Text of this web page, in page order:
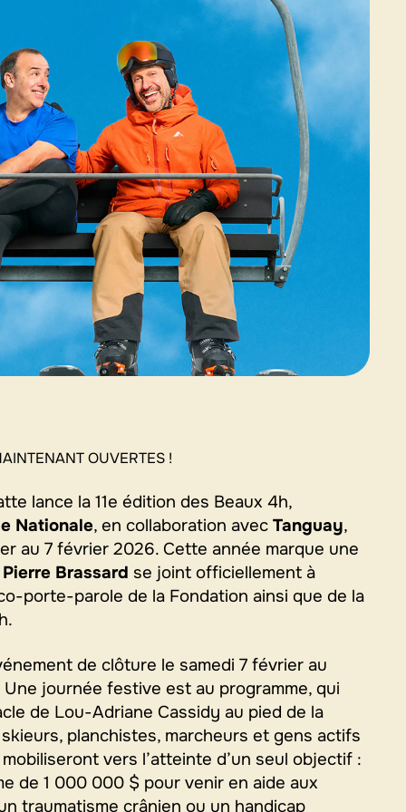
OUVERTES !
lance la 11e édition des Beaux 4h,
Nationale, en collaboration avec Tanguay,
au 7 février 2026. Cette année marque une
Pierre Brassard se joint officiellement à
porte-parole de la Fondation ainsi que de la
de clôture le samedi 7 février au
journée festive est au programme, qui
de Lou-Adriane Cassidy au pied de la
planchistes, marcheurs et gens actifs
vers l’atteinte d’un seul objectif :
de 1 000 000 $ pour venir en aide aux
traumatisme crânien ou un handicap